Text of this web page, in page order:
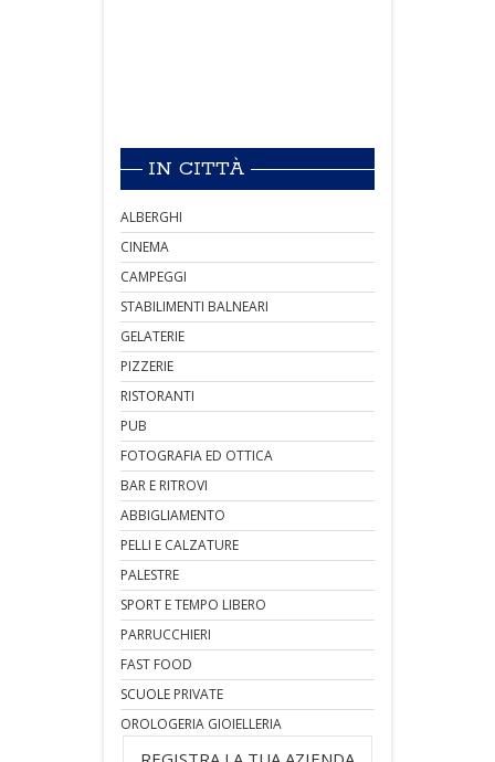
IN CITTÀ
ALBERGHI
CINEMA
CAMPEGGI
STABILIMENTI BALNEARI
GELATERIE
PIZZERIE
RISTORANTI
PUB
FOTOGRAFIA ED OTTICA
BAR E RITROVI
ABBIGLIAMENTO
PELLI E CALZATURE
PALESTRE
SPORT E TEMPO LIBERO
PARRUCCHIERI
FAST FOOD
SCUOLE PRIVATE
OROLOGERIA GIOIELLERIA